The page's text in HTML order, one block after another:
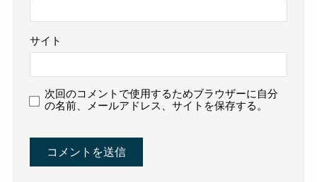
サイト
次回のコメントで使用するためブラウザーに自分
の名前、メールアドレス、サイトを保存する。